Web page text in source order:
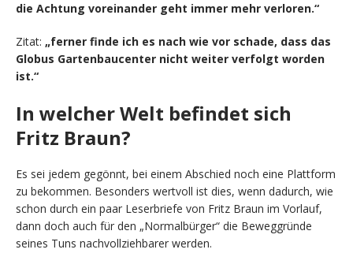
die Achtung voreinander geht immer mehr verloren.“
Zitat: „ferner finde ich es nach wie vor schade, dass das
Globus Gartenbaucenter nicht weiter verfolgt worden
ist.“
In welcher Welt befindet sich
Fritz Braun?
Es sei jedem gegönnt, bei einem Abschied noch eine Plattform
zu bekommen. Besonders wertvoll ist dies, wenn dadurch, wie
schon durch ein paar Leserbriefe von Fritz Braun im Vorlauf,
dann doch auch für den „Normalbürger“ die Beweggründe
seines Tuns nachvollziehbarer werden.